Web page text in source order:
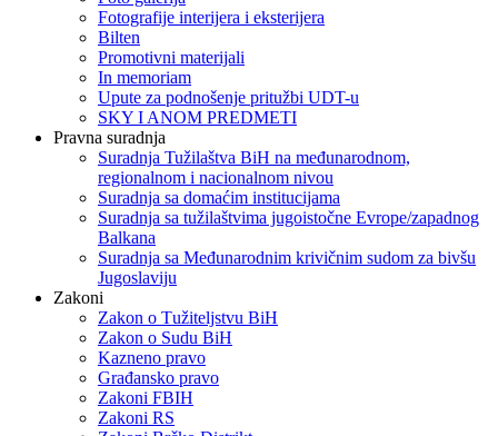
Fotografije interijera i eksterijera
Bilten
Promotivni materijali
In memoriam
Upute za podnošenje pritužbi UDT-u
SKY I ANOM PREDMETI
Pravna suradnja
Suradnja Tužilaštva BiH na međunarodnom,
regionalnom i nacionalnom nivou
Suradnja sa domaćim institucijama
Suradnja sa tužilaštvima jugoistočne Evrope/zapadnog
Balkana
Suradnja sa Međunarodnim krivičnim sudom za bivšu
Jugoslaviju
Zakoni
Zakon o Тužiteljstvu BiH
Zakon o Sudu BiH
Kazneno pravo
Građansko pravo
Zakoni FBIH
Zakoni RS